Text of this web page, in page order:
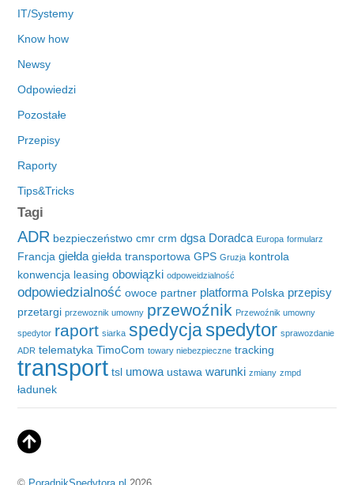
IT/Systemy
Know how
Newsy
Odpowiedzi
Pozostałe
Przepisy
Raporty
Tips&Tricks
Tagi
ADR bezpieczeństwo cmr crm dgsa Doradca Europa formularz
Francja giełda giełda transportowa GPS Gruzja kontrola
konwencja leasing obowiązki odpoweidzialność
odpowiedzialność owoce partner platforma Polska przepisy
przetargi przewoznik umowny przewoźnik Przewoźnik umowny
spedytor raport siarka spedycjaspedytor sprawozdanie
ADR telematyka TimoCom towary niebezpieczne tracking
transport tsl umowa ustawa warunki zmiany zmpd
ładunek